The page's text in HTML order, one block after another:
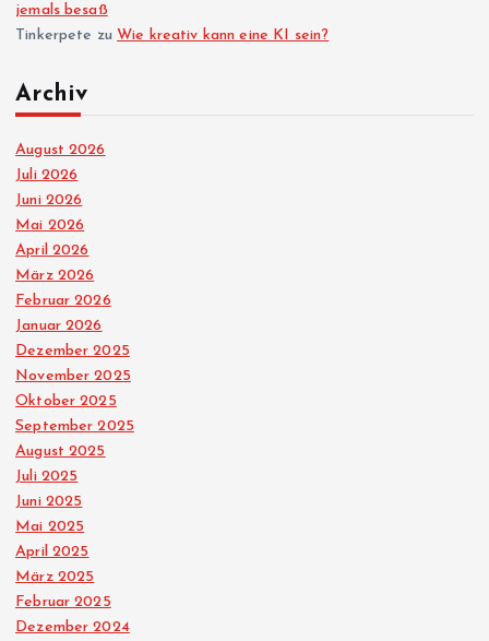
jemals besaß
Tinkerpete zu Wie kreativ kann eine KI sein?
Archiv
August 2026
Juli 2026
Juni 2026
Mai 2026
April 2026
März 2026
Februar 2026
Januar 2026
Dezember 2025
November 2025
Oktober 2025
September 2025
August 2025
Juli 2025
Juni 2025
Mai 2025
April 2025
März 2025
Februar 2025
Dezember 2024